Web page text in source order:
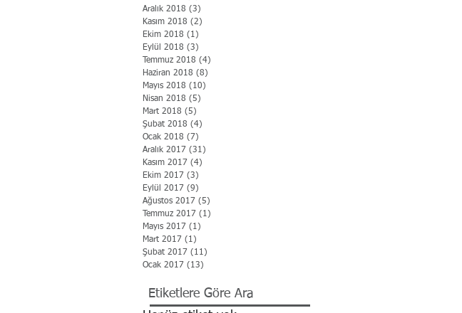
Aralık 2018 (3)
Kasım 2018 (2)
Ekim 2018 (1)
Eylül 2018 (3)
Temmuz 2018 (4)
Haziran 2018 (8)
Mayıs 2018 (10)
Nisan 2018 (5)
Mart 2018 (5)
Şubat 2018 (4)
Ocak 2018 (7)
Aralık 2017 (31)
Kasım 2017 (4)
Ekim 2017 (3)
Eylül 2017 (9)
Ağustos 2017 (5)
Temmuz 2017 (1)
Mayıs 2017 (1)
Mart 2017 (1)
Şubat 2017 (11)
Ocak 2017 (13)
Etiketlere Göre Ara